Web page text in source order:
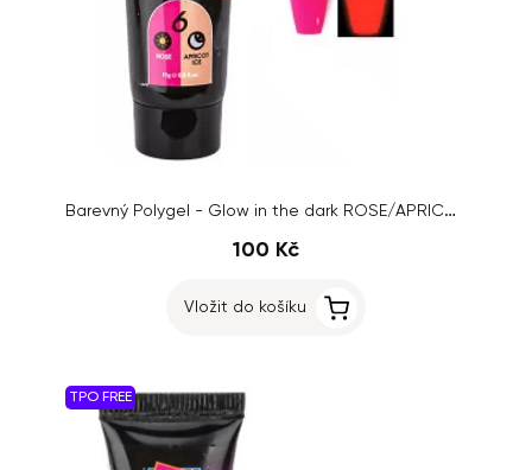
Barevný Polygel - Glow in the dark ROSE/APRICOT ICE č.06, 15g
100 Kč
Vložit do košíku
TPO FREE